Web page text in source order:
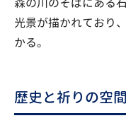
光景が描かれており
かる。
歴史と祈りの空間